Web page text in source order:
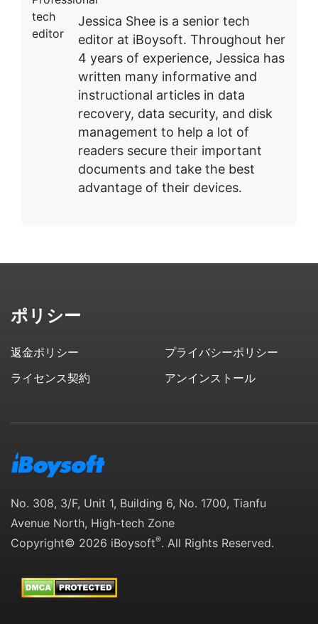
Jessica Shee is a senior tech
editor at iBoysoft. Throughout her
4 years of experience, Jessica has
written many informative and
instructional articles in data
recovery, data security, and disk
management to help a lot of
readers secure their important
documents and take the best
advantage of their devices.
ポリシー
返金ポリシー
プライバシーポリシー
ライセンス契約
アンインストール
No. 308, 3/F, Unit 1, Building 6, No. 1700, Tianfu
Avenue North, High-tech Zone
Copyright© 2026 iBoysoft®. All Rights Reserved.